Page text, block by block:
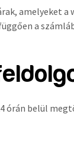
amelyeket
a
órán belül